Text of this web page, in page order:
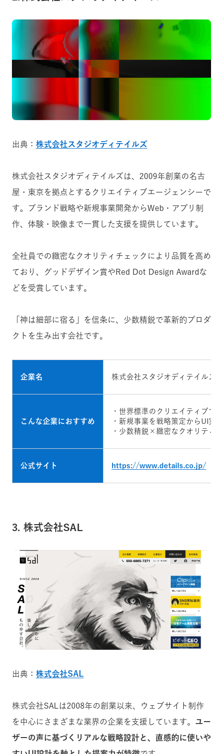
出典： 株式会社スタジオディテイルズ
株式会社スタジオディテイルズは、2009年創業の名古
屋・東京を拠点とするクリエイティブエージェンシーで
す。ブランド戦略や新規事業開発からWeb・アプリ制
作、体験・映像まで一貫した支援を提供しています。
全社員での緻密なクオリティチェックにより品質を高め
ており、グッドデザイン賞やRed Dot Design Awardな
どを受賞しています。
「神は細部に宿る」を信条に、少数精鋭で革新的プロダ
クトを生み出す会社です。
企業名 株式会社スタジオディテイルズ
こんな企業におすすめ
・世界標準のクリエイティブで
・新規事業を戦略策定からUI実
・少数精鋭×緻密なクオリティ
公式サイト https://www.details.co.jp/
3. 株式会社SAL
出典： 株式会社SAL
株式会社SALは2008年の創業以来、ウェブサイト制作
を中心にさまざまな業界の企業を支援しています。 ユー
ザーの声に基づくリアルな戦略設計と、直感的に使いや